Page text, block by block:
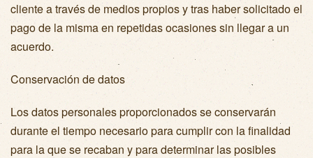
cliente a través de medios propios y tras haber solicitado el
pago de la misma en repetidas ocasiones sin llegar a un
acuerdo.
Conservación de datos
Los datos personales proporcionados se conservarán
durante el tiempo necesario para cumplir con la finalidad
para la que se recaban y para determinar las posibles